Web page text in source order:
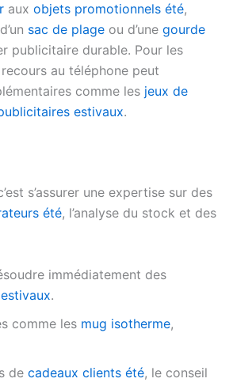
aux objets promotionnels été,
sac de plage ou d’une gourde
publicitaire durable. Pour les
au téléphone peut
comme les jeux de
estivaux.
s’assurer une expertise sur des
été, l’analyse du stock et des
immédiatement des
.
comme les mug isotherme,
de cadeaux clients été, le conseil